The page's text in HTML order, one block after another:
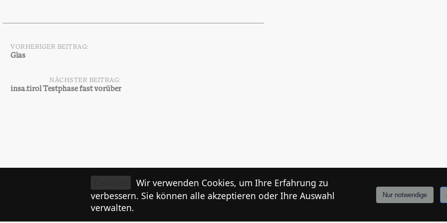
Beitragsnavigation
VORHERIGER BEITRAG:
Glas
NÄCHSTER BEITRAG:
insa.tirol Testphase fast vorüber
Schreibe einen Kommentar
angemeldet sein, um einen Kommentar abzugeben.
Wir verwenden Cookies, um Ihre Erfahrung zu
verbessern. Sie können alle akzeptieren oder Ihre Auswahl
verwalten.
Nur notwendige